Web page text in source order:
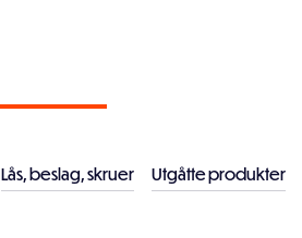
Lås, beslag, skruer Utgåtte produkter